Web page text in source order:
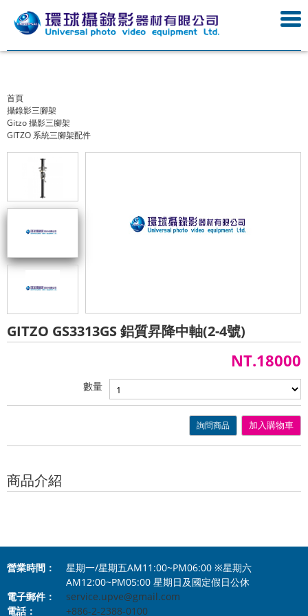
首頁
攝錄影三腳架
Gitzo 攝影三腳架
GITZO 系統三腳架配件
GITZO GS3313GS 鋁質昇降中軸(2-4號)
NT.18000
數量
詢問商品 加入購物車
商品介紹
營業時間：
星期一/星期五AM11:00~PM06:00 ※星期六
AM12:00~PM05:00 星期日及國定假日公休
電子郵件：
service.upve@gmail.com
電話：
+886-2-2388-0100